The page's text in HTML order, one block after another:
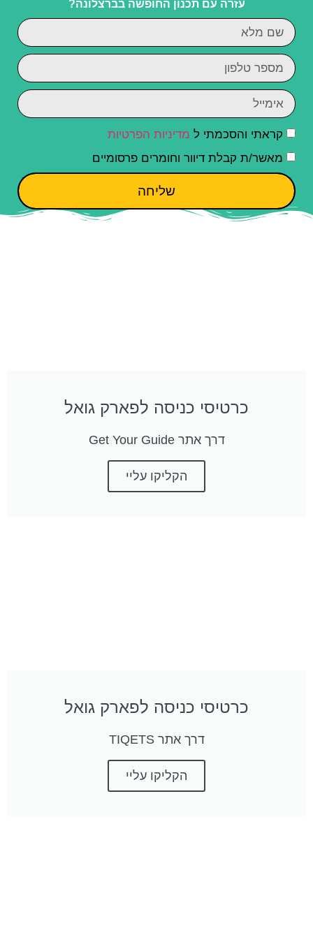
עזרה עם תכנון החופשה בברצלונה?
קראתי והסכמתי ל מדיניות הפרטיות
מאשר/ת קבלת דיוור וחומרים פרסומיים
שליחה
כרטיסי כניסה לפארק גואל
דרך אתר Get Your Guide
הקליקו עליי
כרטיסי כניסה לפארק גואל
דרך אתר TIQETS
הקליקו עליי